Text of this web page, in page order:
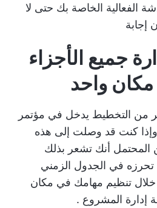
الفعالية الخاصة بك حتى لا
إجابة
4: إدارة جميع الأجزاء
واحد
من التخطيط يدخل في مؤتمر
كنت قد وصلت إلى هذه
المحتمل أنك تشعر بذلك
تحرزه في الجدول الزمني
خلال تنظيم مهامك في مكان
إدارة المشروع .